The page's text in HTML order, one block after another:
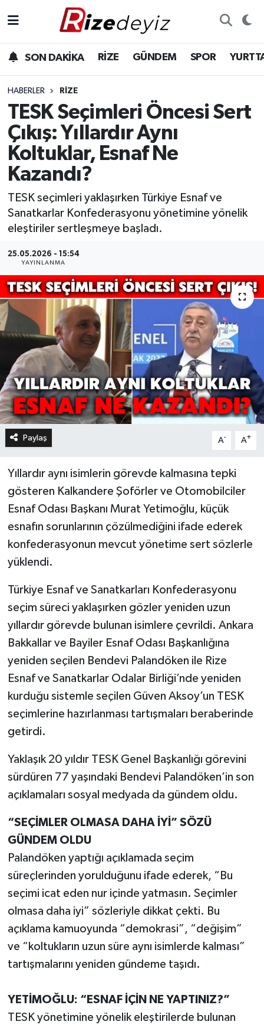
SON DAKİKA RİZE GÜNDEM SPOR
HABERLER RIZE
TESK Seçimleri Öncesi Sert
Çıkış: Yıllardır Aynı
Koltuklar, Esnaf Ne
Kazandı?
TESK seçimleri yaklaşırken Türkiye Esnaf ve
Sanatkarlar Konfederasyonu yönetimine yönelik
eleştiriler sertleşmeye başladı.
25.05.2026 - 15:54
YAYINLANMA
Paylaş A- A+
Yıllardır aynı isimlerin görevde kalmasına tepki
gösteren Kalkandere Şoförler ve Otomobilciler
Esnaf Odası Başkanı Murat Yetimoğlu, küçük
esnafın sorunlarının çözülmediğini ifade ederek
konfederasyonun mevcut yönetime sert sözlerle
yüklendi.
Türkiye Esnaf ve Sanatkarları Konfederasyonu
seçim süreci yaklaşırken gözler yeniden uzun
yıllardır görevde bulunan isimlere çevrildi. Ankara
Bakkallar ve Bayiler Esnaf Odası Başkanlığına
yeniden seçilen Bendevi Palandöken ile Rize
Esnaf ve Sanatkarlar Odalar Birliği’nde yeniden
kurduğu sistemle seçilen Güven Aksoy’un TESK
seçimlerine hazırlanması tartışmaları beraberinde
getirdi.
Yaklaşık 20 yıldır TESK Genel Başkanlığı görevini
sürdüren 77 yaşındaki Bendevi Palandöken’in son
açıklamaları sosyal medyada da gündem oldu.
“SEÇİMLER OLMASA DAHA İYİ” SÖZÜ
GÜNDEM OLDU
Palandöken yaptığı açıklamada seçim
süreçlerinden yorulduğunu ifade ederek, “Bu
seçimi icat eden nur içinde yatmasın. Seçimler
olmasa daha iyi” sözleriyle dikkat çekti. Bu
açıklama kamuoyunda “demokrasi”, “değişim”
ve “koltukların uzun süre aynı isimlerde kalması”
tartışmalarını yeniden gündeme taşıdı.
YETİMOĞLU: “ESNAF İÇİN NE YAPTINIZ?”
TESK yönetimine yönelik eleştirilerde bulunan
Gündem
Yurttan Haberler
Ekonomi
Teknoloji
Sağlık
Rize Hava Durumu
Rize Trafik Yoğunluk Haritası
Süper Lig Puan Durumu ve Fikstür
Tüm Manşetler
Son Dakika Haberleri
Haber Arşivi